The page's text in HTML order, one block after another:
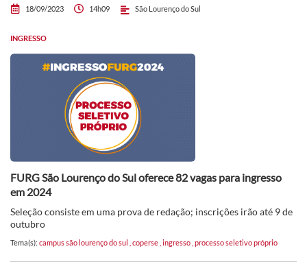
18/09/2023 14h09 São Lourenço do Sul
INGRESSO
FURG São Lourenço do Sul oferece 82 vagas para ingresso
em 2024
Seleção consiste em uma prova de redação; inscrições irão até 9 de
outubro
Tema(s): campus são lourenço do sul coperse ingresso processo seletivo próprio